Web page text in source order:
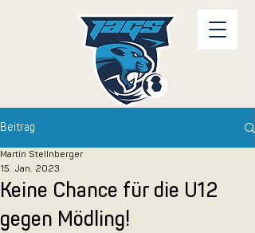
Beitrag
Keine Chance für die U12
gegen Mödling!
Martin Stellnberger
15. Jan. 2023